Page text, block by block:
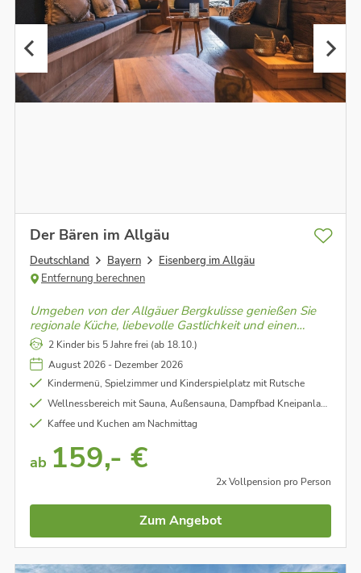
Der Bären im Allgäu
Deutschland Bayern
Eisenberg im Allgäu
Entfernung berechnen
Umgeben von der Allgäuer Bergkulisse genießen Sie
regionale Küche, liebevolle Gastlichkeit und einen
Garten, der zum Innehalten und Wohlfühlen inspiriert.
2 Kinder bis 5 Jahre frei (ab 18.10.)
August 2026 - Dezember 2026
Kindermenü, Spielzimmer und Kinderspielplatz mit Rutsche
Wellnessbereich mit Sauna, Außensauna, Dampfbad Kneipanlage und Ruheraum
Kaffee und Kuchen am Nachmittag
ab 159,- €
2x Vollpension pro Person
Zum Angebot